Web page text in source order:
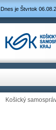
Dnes je Štvrtok
Košický